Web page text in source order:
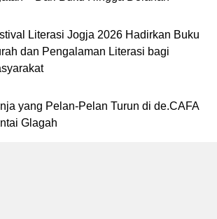
Literasi Jogja 2026 Hadirkan Buku
dan Pengalaman Literasi bagi
yang Pelan-Pelan Turun di de.CAFA
Glagah